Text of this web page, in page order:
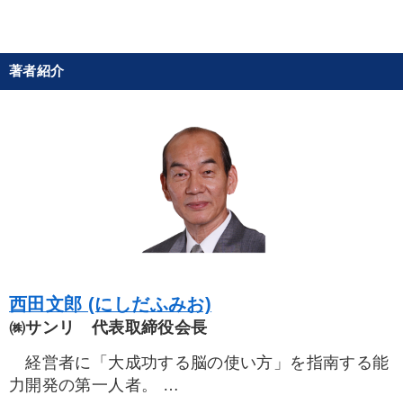
著者紹介
西田文郎 (にしだふみお)
㈱サンリ 代表取締役会長
経営者に「大成功する脳の使い方」を指南する能
力開発の第一人者。